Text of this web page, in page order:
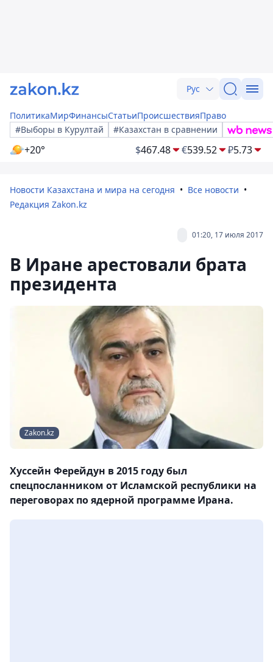
Рус
ПолитикаМирФинансыСтатьиПроисшествияПраво
#Выборы в Курултай
#Казахстан в сравнении
+20° $467.48 €539.52 ₽5.73
Новости Казахстана и мира на сегодня
Все новости
Редакция Zakon.kz
01:20, 17 июля 2017
В Иране арестовали брата
президента
Zakon.kz
Хуссейн Ферейдун в 2015 году был
спецпосланником от Исламской республики на
переговорах по ядерной программе Ирана.